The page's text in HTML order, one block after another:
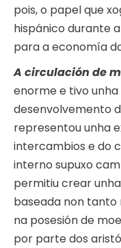
pois, o papel que
hispánico durante
para a economía
A circulación de
enorme e tivo
desenvolvemento
representou unha
intercambios e do
interno supuxo
permitiu crear
baseada non
na posesión de
por parte dos